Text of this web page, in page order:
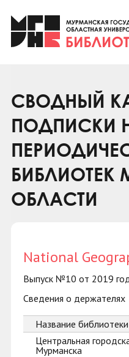
Клуб «Гиря и
Клуб
Коллегам
Контакты
СВОДНЫЙ
ПОДПИСКИ
ОБЛАСТИ
National
Выпуск №10 от 2019
Сведения о держателях
Название
Центральная
Мурманска